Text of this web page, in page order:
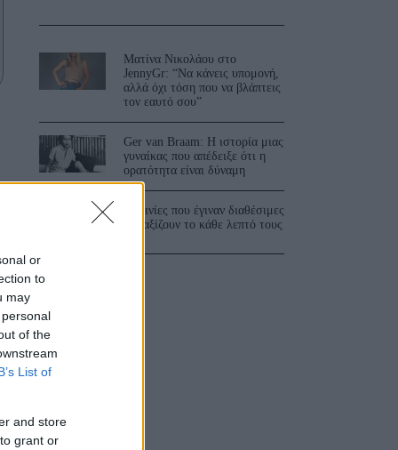
or
to
may
of the
List of
and store
grant or
Ματίνα Νικολάου στο
JennyGr: “Να κάνεις υπομονή,
αλλά όχι τόση που να βλάπτεις
τον εαυτό σου”
Ger van Braam: Η ιστορία μιας
γυναίκας που απέδειξε ότι η
ορατότητα είναι δύναμη
3 ταινίες που έγιναν διαθέσιμες
και αξίζουν το κάθε λεπτό τους